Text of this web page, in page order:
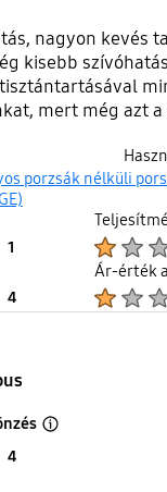
nagyon kevés
kisebb
mert még azt a
kell neki feszülni,
Minden
használni kell,
nem akarod
szép
porzsák nélküli
1
4
Ár-érték
4